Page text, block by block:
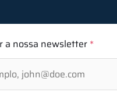
a nossa newsletter *